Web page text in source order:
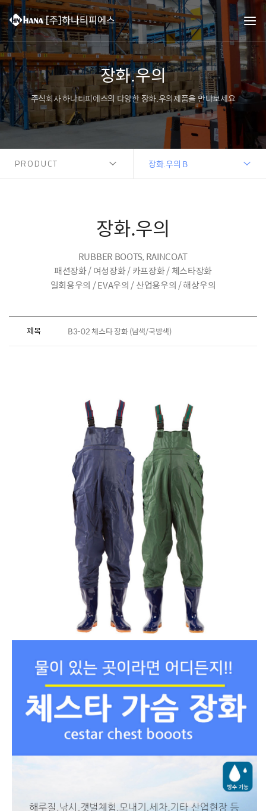
장화.우의
주식회사 하나티피에스의 다양한 장화.우의제품을 만나보세요
PRODUCT 장화.우의 B
장화.우의
RUBBER BOOTS, RAINCOAT
패션장화 / 여성장화 / 카프장화 / 체스타장화
일회용우의 / EVA우의 / 산업용우의 / 해상우의
제목 B3-02 체스타 장화 (남색/국방색)